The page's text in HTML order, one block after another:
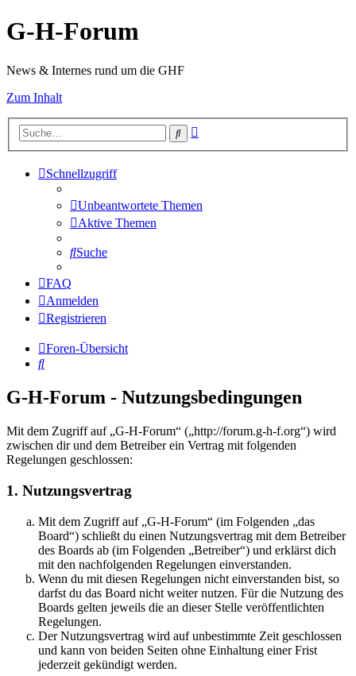
G-H-Forum
News & Internes rund um die GHF
Zum Inhalt
Suche
Schnellzugriff
Unbeantwortete Themen
Aktive Themen
Suche
FAQ
Anmelden
Registrieren
Foren-Übersicht
Suche
G-H-Forum - Nutzungsbedingungen
Mit dem Zugriff auf „G-H-Forum“ („http://forum.g-h-f.org“) wird
zwischen dir und dem Betreiber ein Vertrag mit folgenden
Regelungen geschlossen:
1. Nutzungsvertrag
Mit dem Zugriff auf „G-H-Forum“ (im Folgenden „das
Board“) schließt du einen Nutzungsvertrag mit dem Betreiber
des Boards ab (im Folgenden „Betreiber“) und erklärst dich
mit den nachfolgenden Regelungen einverstanden.
Wenn du mit diesen Regelungen nicht einverstanden bist, so
darfst du das Board nicht weiter nutzen. Für die Nutzung des
Boards gelten jeweils die an dieser Stelle veröffentlichten
Regelungen.
Der Nutzungsvertrag wird auf unbestimmte Zeit geschlossen
und kann von beiden Seiten ohne Einhaltung einer Frist
jederzeit gekündigt werden.